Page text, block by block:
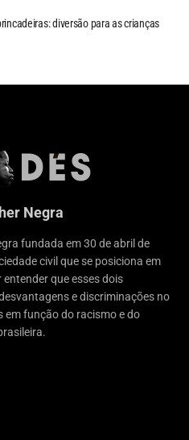
diversão para as crianças
Negra
fundada em 30 de abril de
civil que se posiciona em
que esses dois
e discriminações no
em função do racismo e do